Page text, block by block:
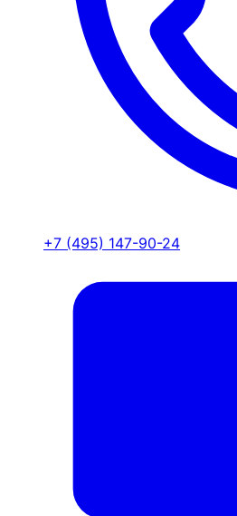
+7 (495) 147-90-24